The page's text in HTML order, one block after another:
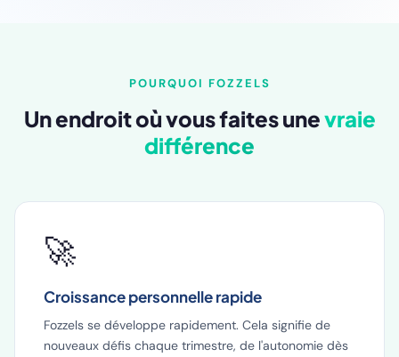
POURQUOI FOZZELS
Un endroit où vous faites unevraie
différence
🚀
Croissance personnelle rapide
Fozzels se développe rapidement. Cela signifie de
nouveaux défis chaque trimestre, de l'autonomie dès